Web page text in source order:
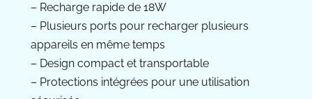
– Recharge rapide de 18W
– Plusieurs ports pour recharger plusieurs
appareils en même temps
– Design compact et transportable
– Protections intégrées pour une utilisation